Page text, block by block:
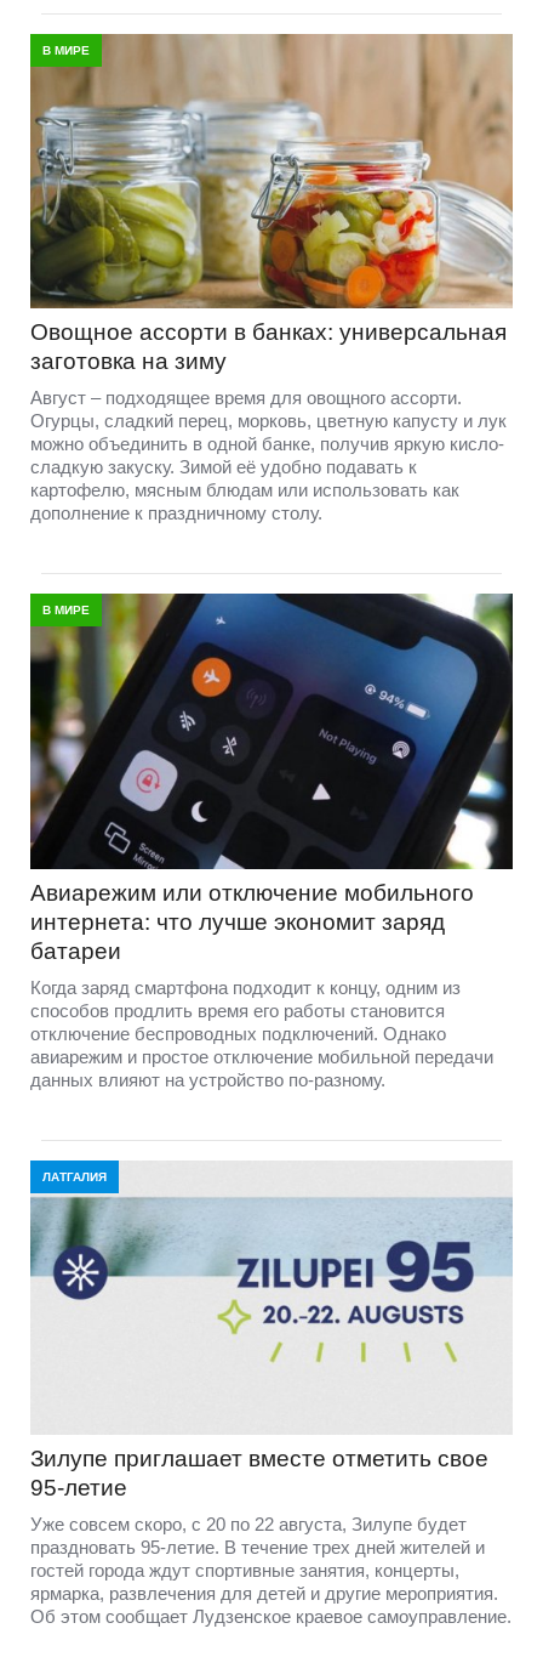
В МИРЕ
Овощное ассорти в банках: универсальная
заготовка на зиму
Август – подходящее время для овощного ассорти.
Огурцы, сладкий перец, морковь, цветную капусту и лук
можно объединить в одной банке, получив яркую кисло-
сладкую закуску. Зимой её удобно подавать к
картофелю, мясным блюдам или использовать как
дополнение к праздничному столу.
В МИРЕ
Авиарежим или отключение мобильного
интернета: что лучше экономит заряд
батареи
Когда заряд смартфона подходит к концу, одним из
способов продлить время его работы становится
отключение беспроводных подключений. Однако
авиарежим и простое отключение мобильной передачи
данных влияют на устройство по-разному.
ЛАТГАЛИЯ
Зилупе приглашает вместе отметить свое
95-летие
Уже совсем скоро, с 20 по 22 августа, Зилупе будет
праздновать 95-летие. В течение трех дней жителей и
гостей города ждут спортивные занятия, концерты,
ярмарка, развлечения для детей и другие мероприятия.
Об этом сообщает Лудзенское краевое самоуправление.